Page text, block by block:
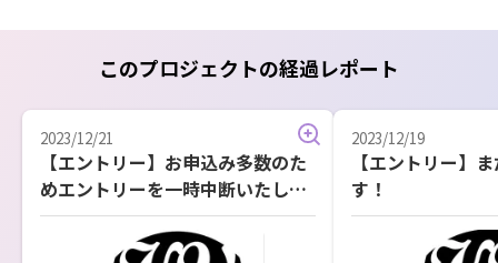
このプロジェクトの経過レポート
2023/12/21
【エントリー】お申込み多数のた
めエントリーを一時中断いたしま
す。
2023/12/19
【エントリー】
す！